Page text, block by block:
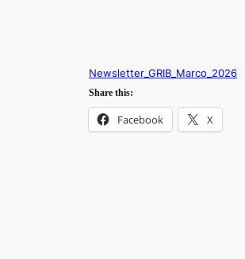
Newsletter_GRIB_Marco_2026
Share this:
Facebook X